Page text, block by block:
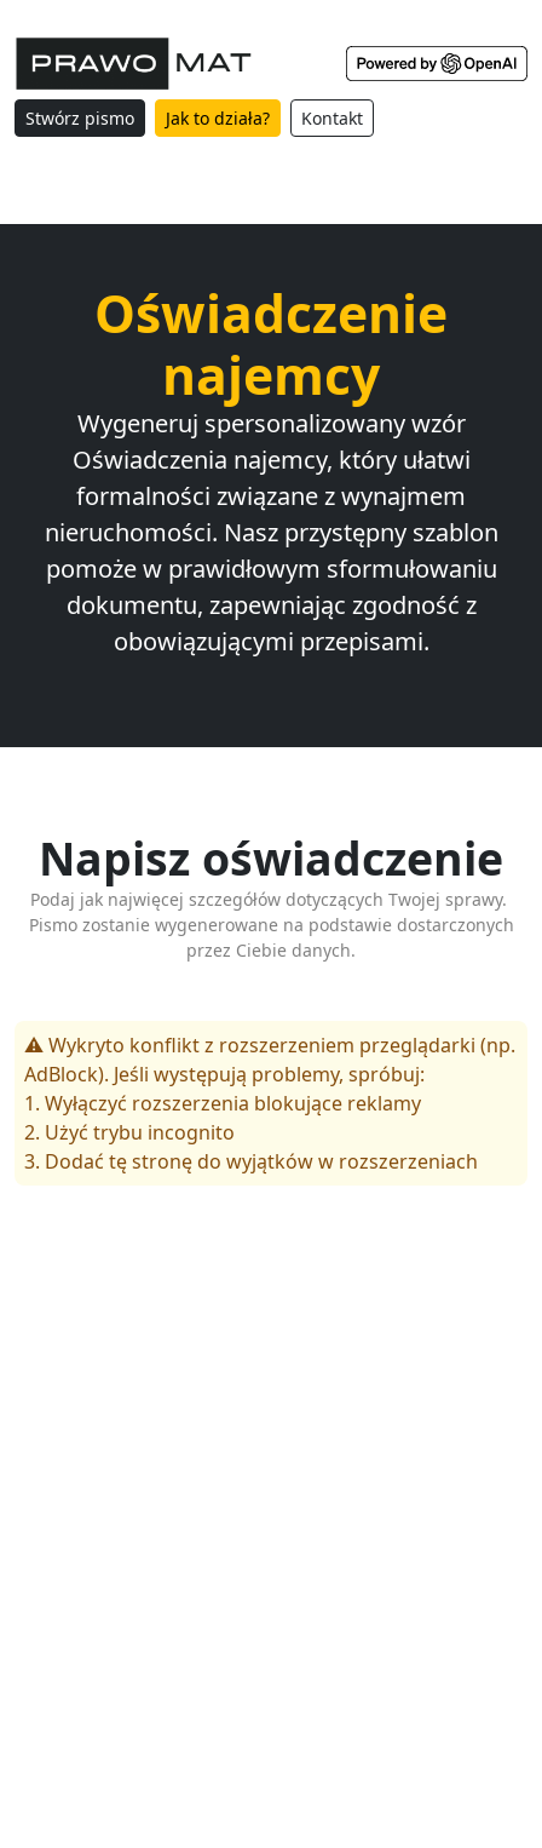
Stwórz pismo Jak to działa? Kontakt
Oświadczenie
najemcy
Wygeneruj spersonalizowany wzór
Oświadczenia najemcy, który ułatwi
formalności związane z wynajmem
nieruchomości. Nasz przystępny szablon
pomoże w prawidłowym sformułowaniu
dokumentu, zapewniając zgodność z
obowiązującymi przepisami.
Napisz oświadczenie
Podaj jak najwięcej szczegółów dotyczących Twojej sprawy.
Pismo zostanie wygenerowane na podstawie dostarczonych
przez Ciebie danych.
⚠️ Wykryto konflikt z rozszerzeniem przeglądarki (np.
AdBlock). Jeśli występują problemy, spróbuj:
1. Wyłączyć rozszerzenia blokujące reklamy
2. Użyć trybu incognito
3. Dodać tę stronę do wyjątków w rozszerzeniach